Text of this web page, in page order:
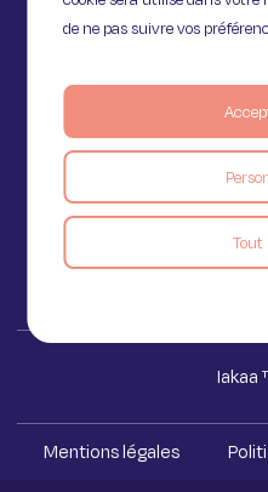
de ne pas suivre vos
Tout
11 Rue
Voir
Iakaa
Mentions légales